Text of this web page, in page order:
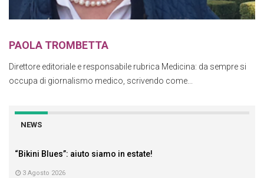
PAOLA TROMBETTA
Direttore editoriale e responsabile rubrica Medicina: da sempre si
occupa di giornalismo medico, scrivendo come...
NEWS
“Bikini Blues”: aiuto siamo in estate!
3 Agosto 2026